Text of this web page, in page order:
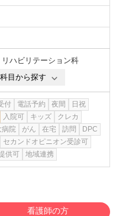
リハビリテーション科
目から探す
付 電話予約 夜間
日祝
入院可 キッズ
クレカ
病院 がん 在宅 訪問
DPC
セカンドオピニオン受診可
供可
地域連携
看護師の方